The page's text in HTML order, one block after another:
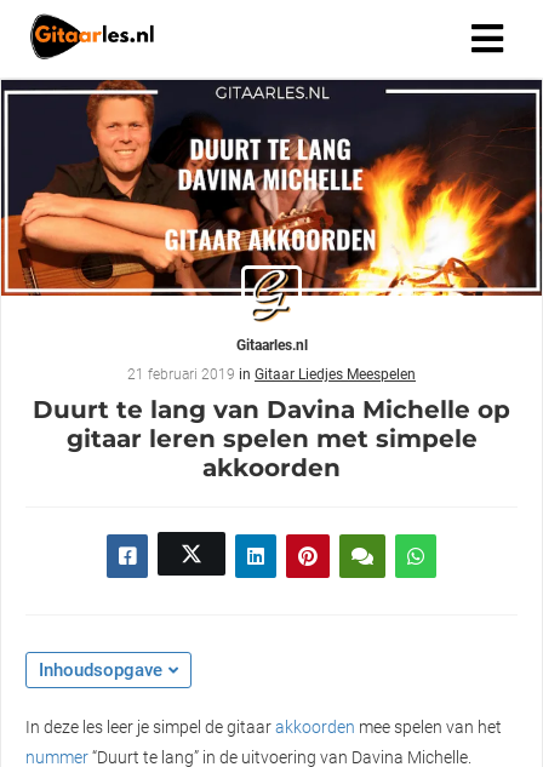
Gitaarles.nl
21 februari 2019 in Gitaar Liedjes Meespelen
Duurt te lang van Davina Michelle op
gitaar leren spelen met simpele
akkoorden
Inhoudsopgave
In deze les leer je simpel de gitaarakkoorden mee spelen van het
nummer“Duurt te lang” in de uitvoering van Davina Michelle.